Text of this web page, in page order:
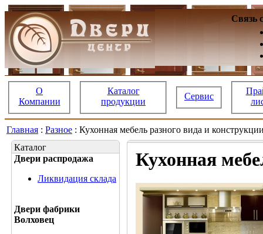
Связь
О
Компании
Каталог
продукции
Сервис
Главная : Разное : Кухонная мебель разного вида и
Каталог
Двери распродажа
Ликвидация склада
Двери фабрики
Волховец
Кухонная